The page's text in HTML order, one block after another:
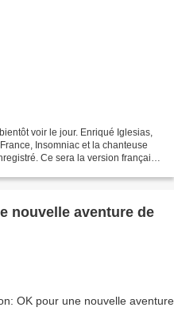
voir le jour. Enriqué Iglesias,
Insomniac et la chanteuse
Ce sera la version française
nouvelle aventure de